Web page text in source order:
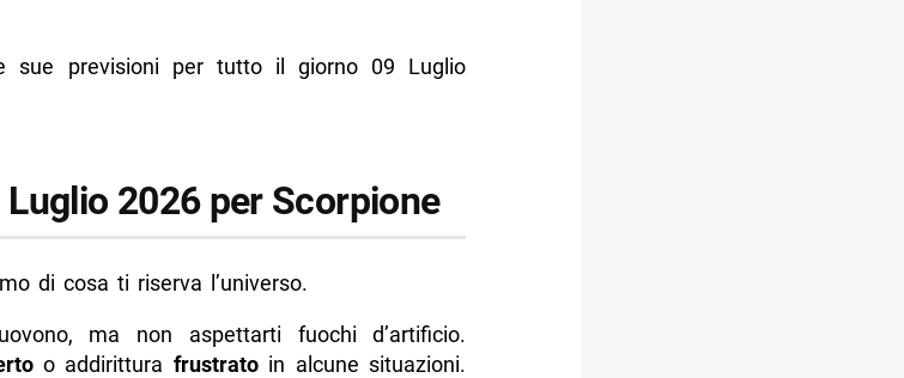
sue previsioni per tutto il giorno 09 Luglio
2026 per Scorpione
di cosa ti riserva l’universo.
ma non aspettarti fuochi d’artificio.
o addirittura frustrato in alcune situazioni.